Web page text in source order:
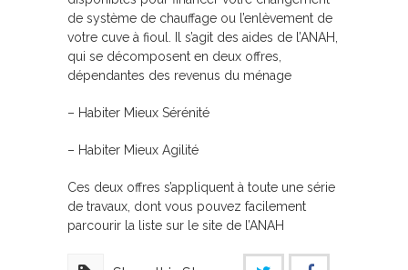
de système de chauffage ou l’enlèvement de
votre cuve à fioul. Il s’agit des aides de l’ANAH,
qui se décomposent en deux offres,
dépendantes des revenus du ménage
– Habiter Mieux Sérénité
– Habiter Mieux Agilité
Ces deux offres s’appliquent à toute une série
de travaux, dont vous pouvez facilement
parcourir la liste sur le site de l’ANAH